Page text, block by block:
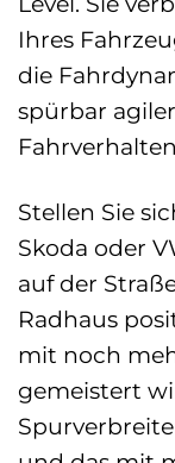
Ihres
die
spürbar
Stellen Sie
Skoda oder
auf der
Radhaus
mit noch
gemeistert